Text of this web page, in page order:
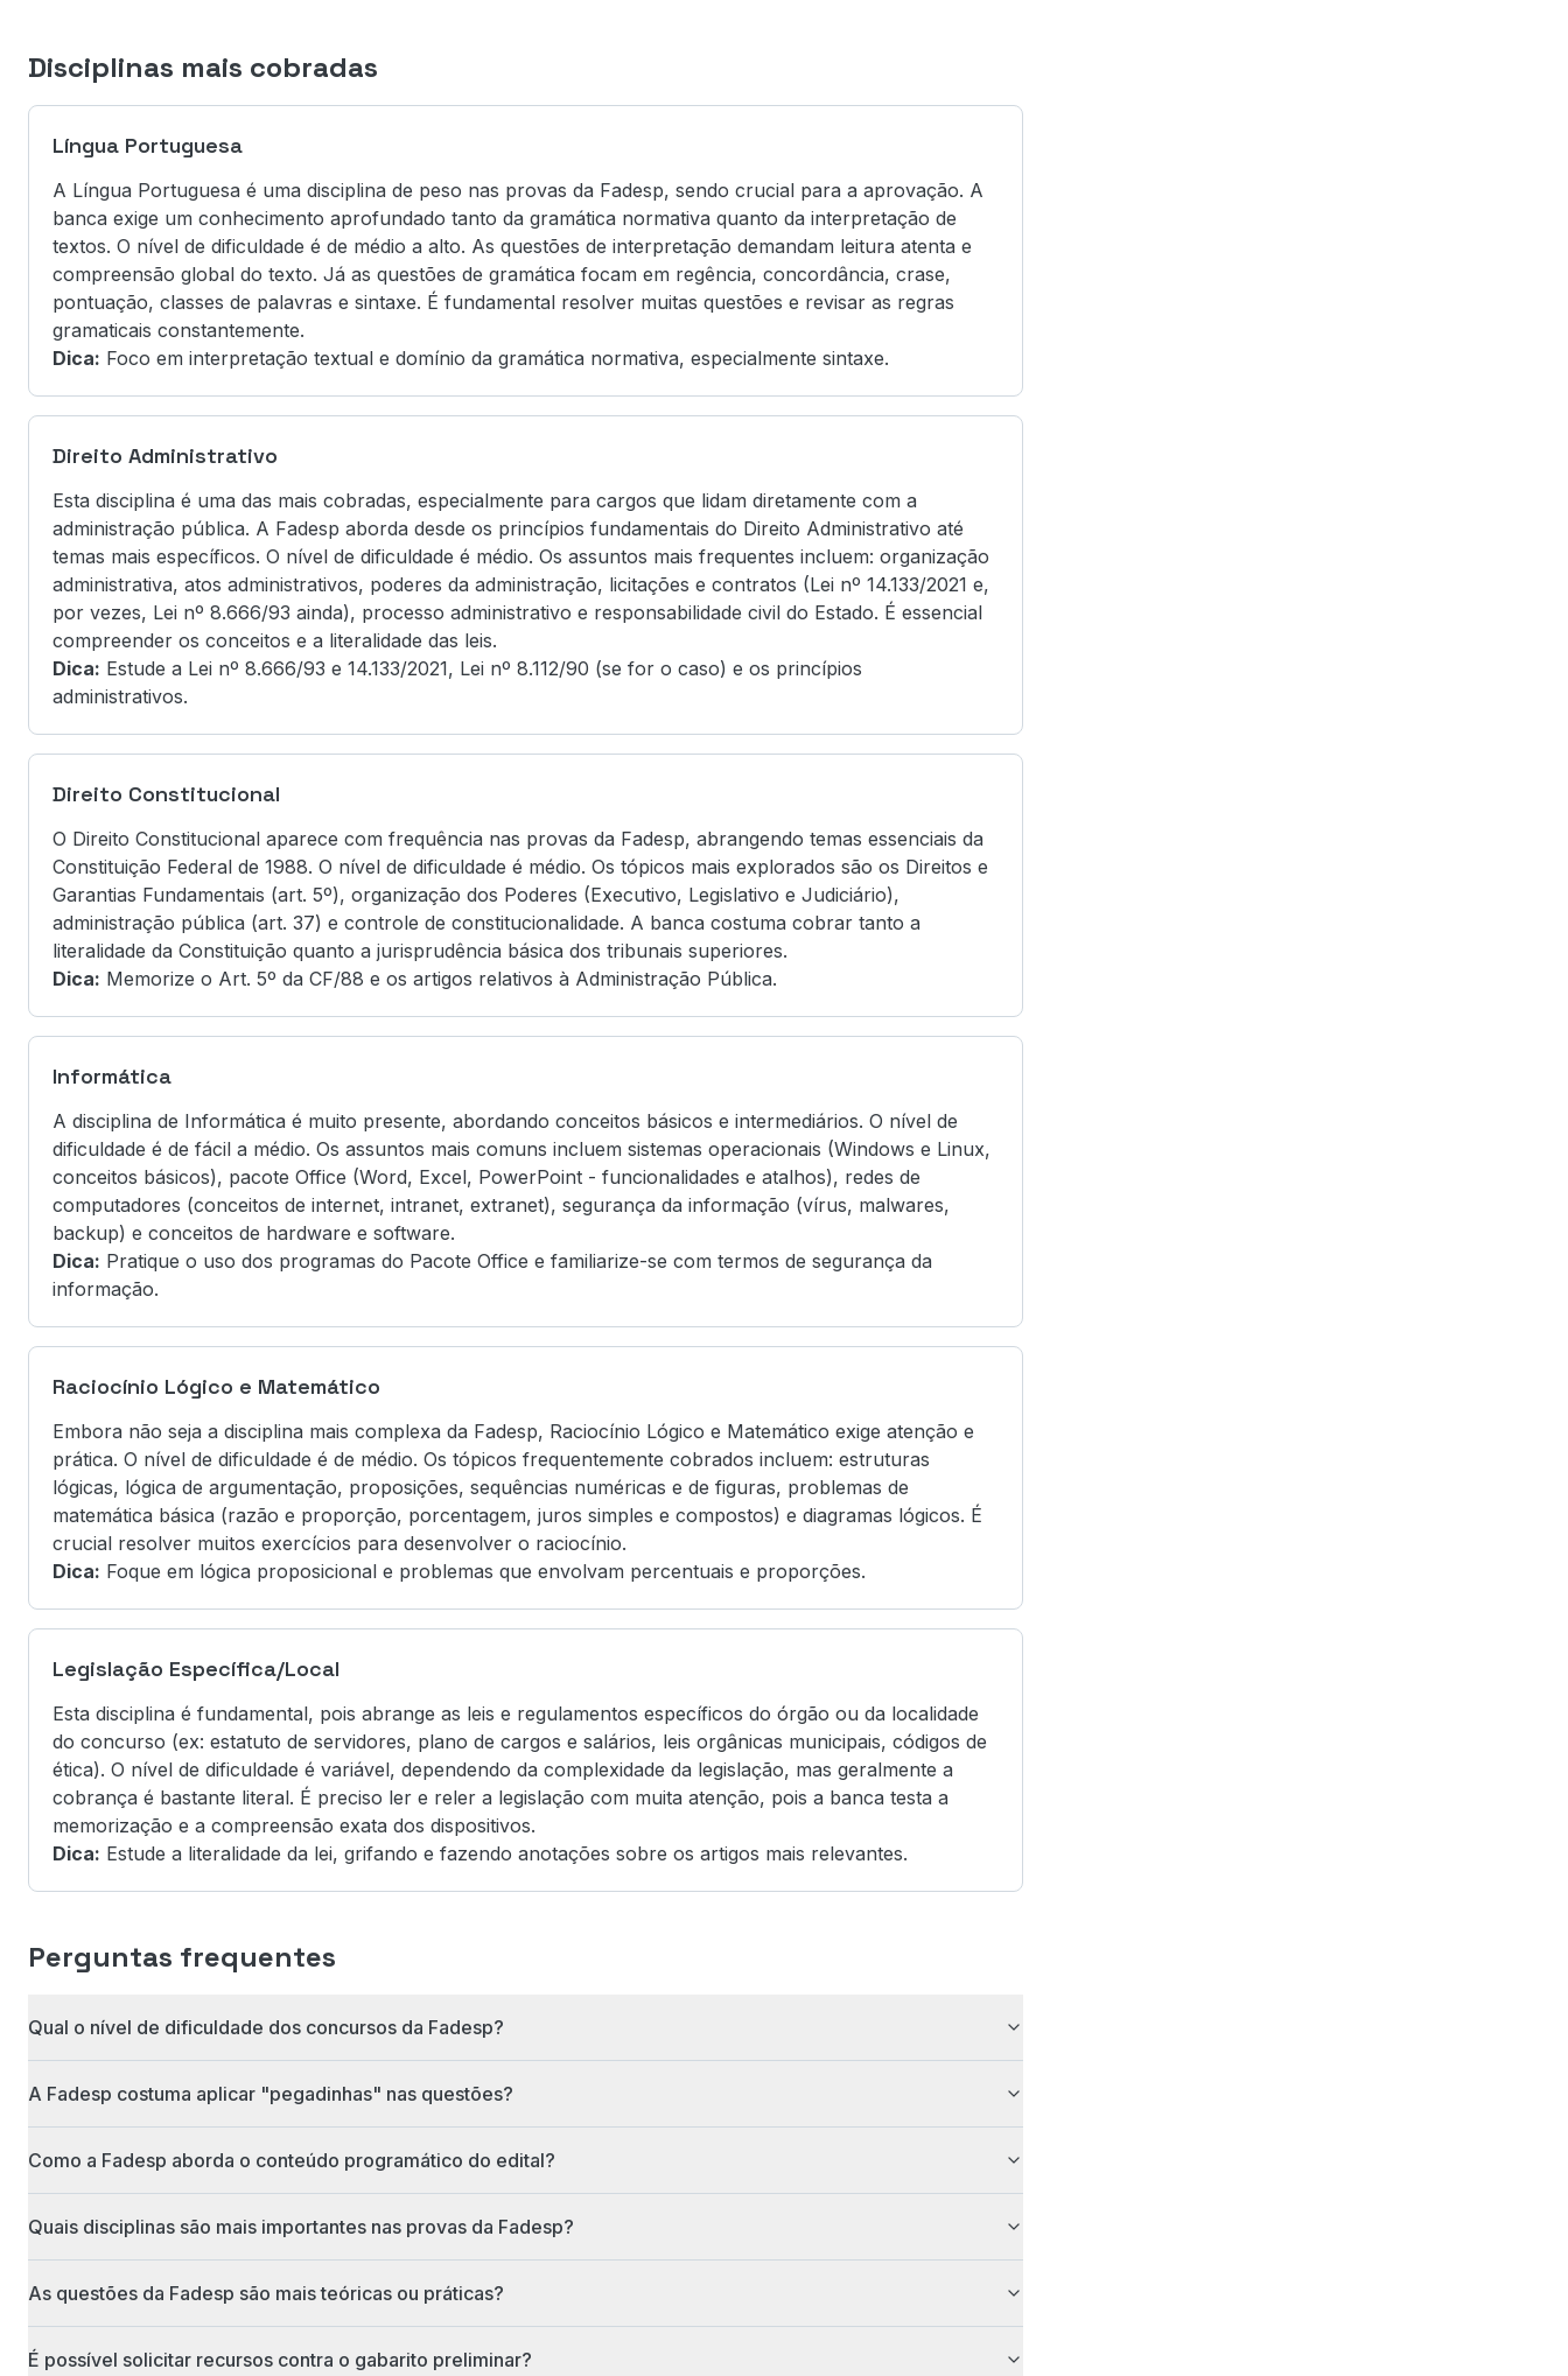
Disciplinas mais cobradas
Língua Portuguesa
A Língua Portuguesa é uma disciplina de peso nas provas da Fadesp, sendo crucial para a aprovação. A
banca exige um conhecimento aprofundado tanto da gramática normativa quanto da interpretação de
textos. O nível de dificuldade é de médio a alto. As questões de interpretação demandam leitura atenta e
compreensão global do texto. Já as questões de gramática focam em regência, concordância, crase,
pontuação, classes de palavras e sintaxe. É fundamental resolver muitas questões e revisar as regras
gramaticais constantemente.
Dica: Foco em interpretação textual e domínio da gramática normativa, especialmente sintaxe.
Direito Administrativo
Esta disciplina é uma das mais cobradas, especialmente para cargos que lidam diretamente com a
administração pública. A Fadesp aborda desde os princípios fundamentais do Direito Administrativo até
temas mais específicos. O nível de dificuldade é médio. Os assuntos mais frequentes incluem: organização
administrativa, atos administrativos, poderes da administração, licitações e contratos (Lei nº 14.133/2021 e,
por vezes, Lei nº 8.666/93 ainda), processo administrativo e responsabilidade civil do Estado. É essencial
compreender os conceitos e a literalidade das leis.
Dica: Estude a Lei nº 8.666/93 e 14.133/2021, Lei nº 8.112/90 (se for o caso) e os princípios
administrativos.
Direito Constitucional
O Direito Constitucional aparece com frequência nas provas da Fadesp, abrangendo temas essenciais da
Constituição Federal de 1988. O nível de dificuldade é médio. Os tópicos mais explorados são os Direitos e
Garantias Fundamentais (art. 5º), organização dos Poderes (Executivo, Legislativo e Judiciário),
administração pública (art. 37) e controle de constitucionalidade. A banca costuma cobrar tanto a
literalidade da Constituição quanto a jurisprudência básica dos tribunais superiores.
Dica: Memorize o Art. 5º da CF/88 e os artigos relativos à Administração Pública.
Informática
A disciplina de Informática é muito presente, abordando conceitos básicos e intermediários. O nível de
dificuldade é de fácil a médio. Os assuntos mais comuns incluem sistemas operacionais (Windows e Linux,
conceitos básicos), pacote Office (Word, Excel, PowerPoint - funcionalidades e atalhos), redes de
computadores (conceitos de internet, intranet, extranet), segurança da informação (vírus, malwares,
backup) e conceitos de hardware e software.
Dica: Pratique o uso dos programas do Pacote Office e familiarize-se com termos de segurança da
informação.
Raciocínio Lógico e Matemático
Embora não seja a disciplina mais complexa da Fadesp, Raciocínio Lógico e Matemático exige atenção e
prática. O nível de dificuldade é de médio. Os tópicos frequentemente cobrados incluem: estruturas
lógicas, lógica de argumentação, proposições, sequências numéricas e de figuras, problemas de
matemática básica (razão e proporção, porcentagem, juros simples e compostos) e diagramas lógicos. É
crucial resolver muitos exercícios para desenvolver o raciocínio.
Dica: Foque em lógica proposicional e problemas que envolvam percentuais e proporções.
Legislação Específica/Local
Esta disciplina é fundamental, pois abrange as leis e regulamentos específicos do órgão ou da localidade
do concurso (ex: estatuto de servidores, plano de cargos e salários, leis orgânicas municipais, códigos de
ética). O nível de dificuldade é variável, dependendo da complexidade da legislação, mas geralmente a
cobrança é bastante literal. É preciso ler e reler a legislação com muita atenção, pois a banca testa a
memorização e a compreensão exata dos dispositivos.
Dica: Estude a literalidade da lei, grifando e fazendo anotações sobre os artigos mais relevantes.
Perguntas frequentes
Qual o nível de dificuldade dos concursos da Fadesp?
A Fadesp costuma aplicar "pegadinhas" nas questões?
Como a Fadesp aborda o conteúdo programático do edital?
Quais disciplinas são mais importantes nas provas da Fadesp?
As questões da Fadesp são mais teóricas ou práticas?
É possível solicitar recursos contra o gabarito preliminar?